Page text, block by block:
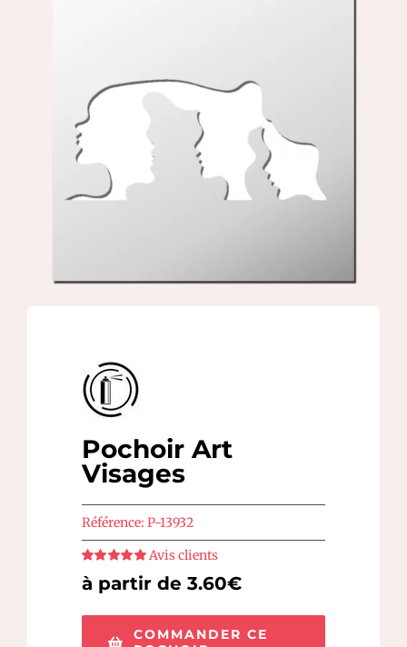
Pochoir Art
Visages
Référence: P-13932
Note sur 5
Avis clients
à partir de 3.60€
COMMANDER CE